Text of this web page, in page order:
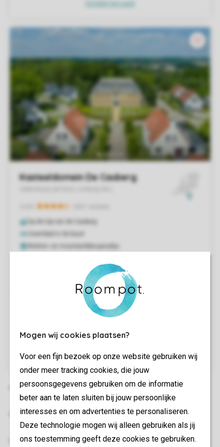
Mogen wij cookies plaatsen?
Voor een fijn bezoek op onze website gebruiken wij
onder meer tracking cookies, die jouw
persoonsgegevens gebruiken om de informatie
beter aan te laten sluiten bij jouw persoonlijke
interesses en om advertenties te personaliseren.
Deze technologie mogen wij alleen gebruiken als jij
ons toestemming geeft deze cookies te gebruiken.